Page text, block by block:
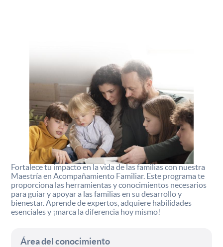
Fortalece tu impacto en la vida de las familias con nuestra
Maestría en Acompañamiento Familiar. Este programa te
proporciona las herramientas y conocimientos necesarios
para guiar y apoyar a las familias en su desarrollo y
bienestar. Aprende de expertos, adquiere habilidades
esenciales y ¡marca la diferencia hoy mismo!
Área del conocimiento